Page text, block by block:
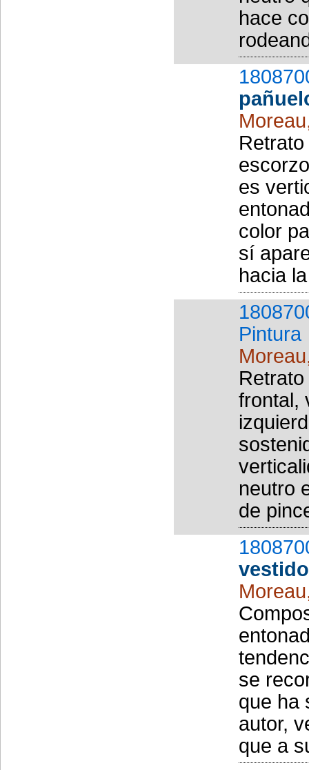
hace
es
color
sí
hacia
Pintura
frontal,
neutro
de
se
que ha
autor,
que a